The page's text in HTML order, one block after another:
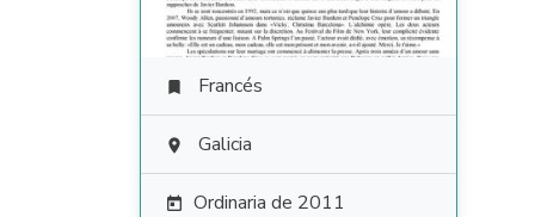
 Francés
 Galicia
 Ordinaria de 2011